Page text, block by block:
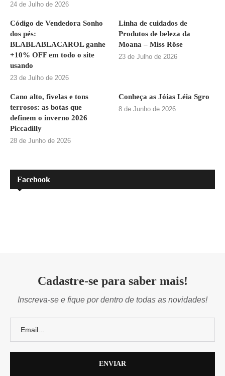
24 de Julho de 2026
Código de Vendedora Sonho
dos pés:
BLABLABLACAROL ganhe
+10% OFF em todo o site
usando
23 de Julho de 2026
Linha de cuidados de
Produtos de beleza da
Moana – Miss Rôse
23 de Julho de 2026
Cano alto, fivelas e tons
terrosos: as botas que
definem o inverno 2026
Piccadilly
28 de Junho de 2026
Conheça as Jóias Léia Sgro
8 de Junho de 2026
Facebook
Cadastre-se para saber mais!
Inscreva-se e fique por dentro de todas as novidades!